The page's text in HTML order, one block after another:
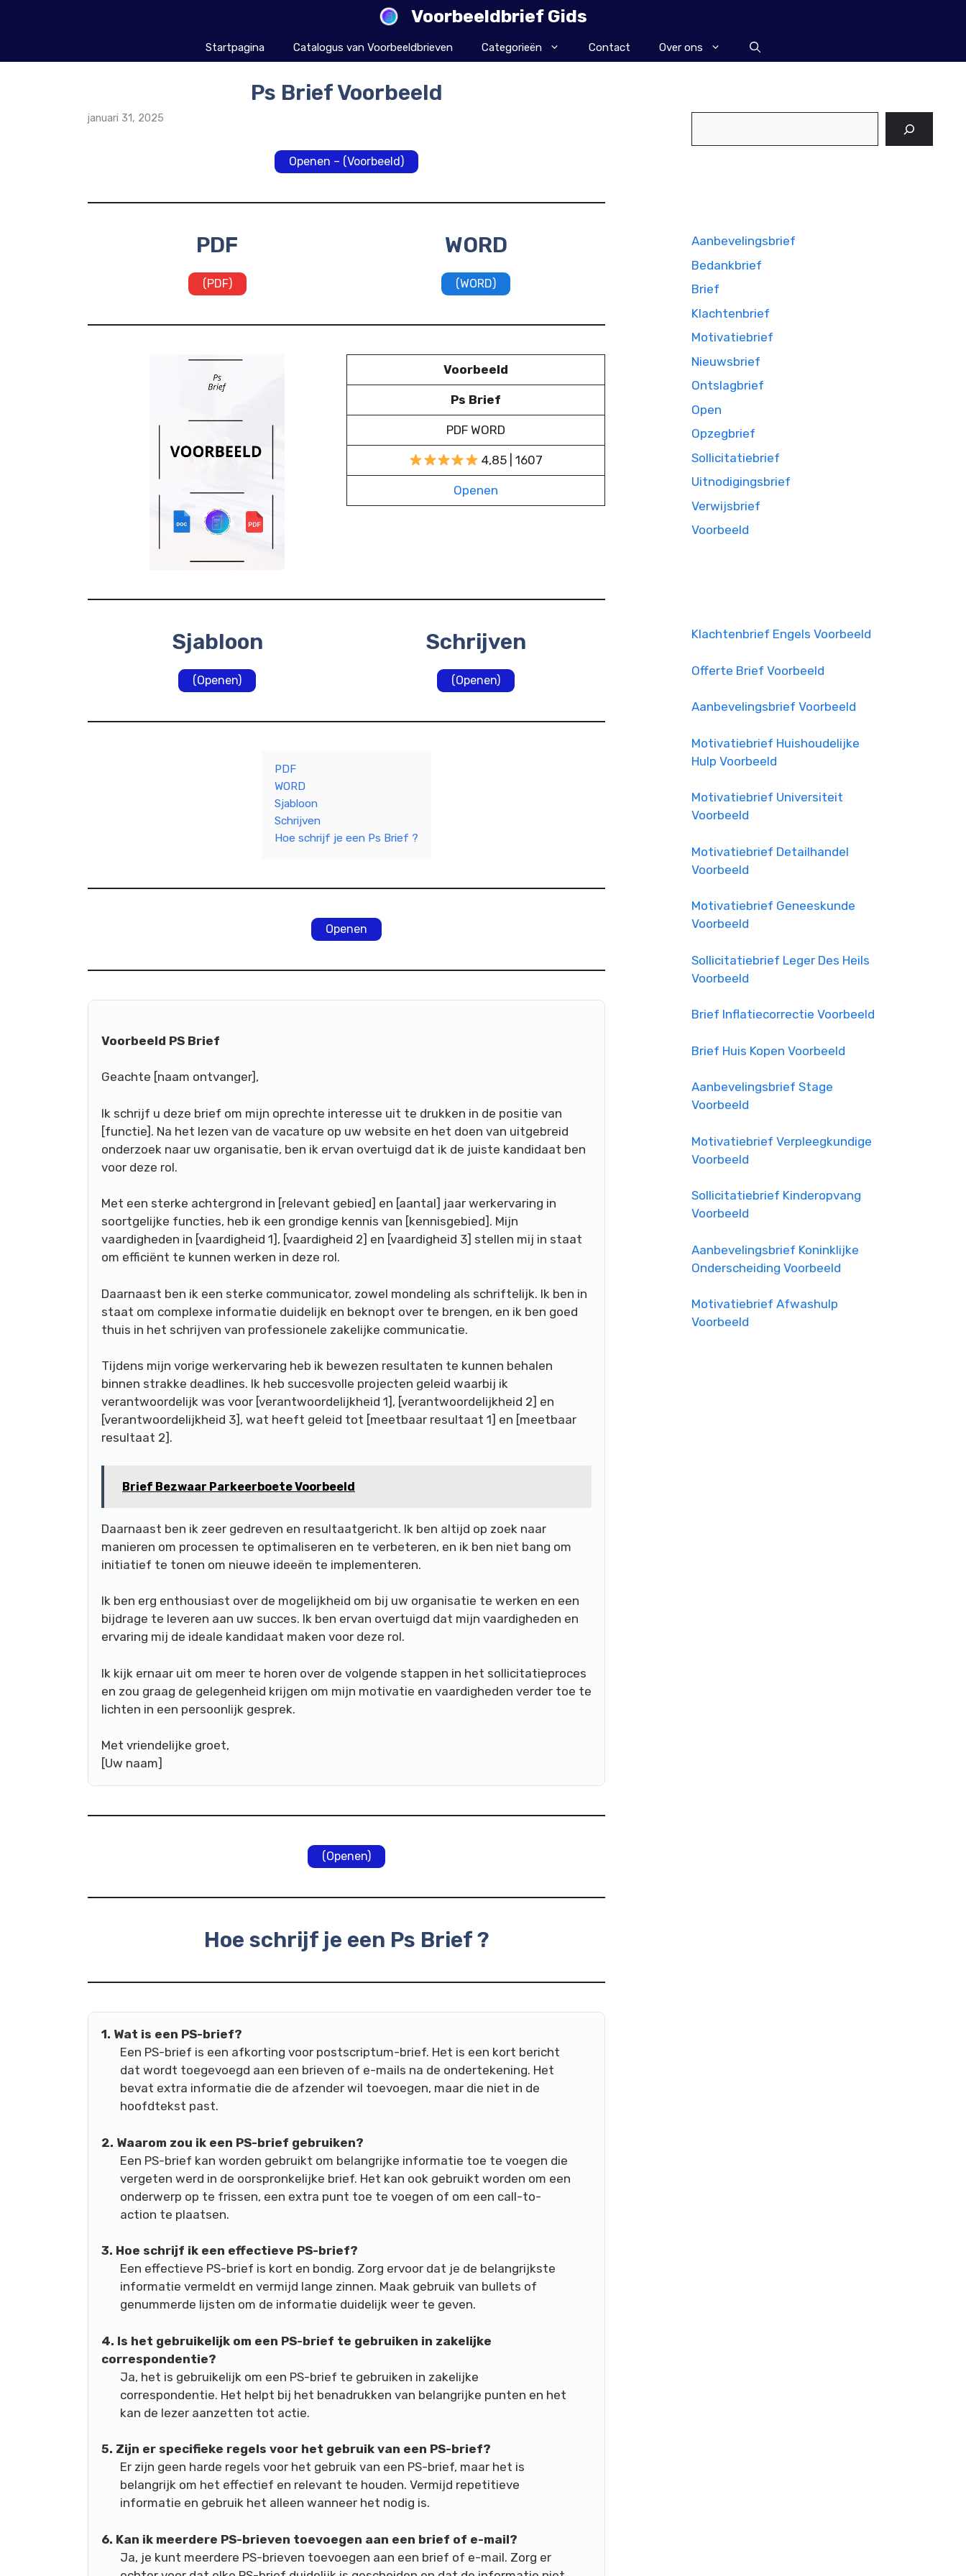
inhoud
Voorbeeldbrief Gids
Startpagina Catalogus van Voorbeeldbrieven Categorieën Contact Over ons
Ps Brief Voorbeeld
januari 31, 2025
Openen – (Voorbeeld)
PDF
(PDF)
WORD
(WORD)
Voorbeeld
Ps Brief
PDF WORD
4,85 | 1607
Openen
Sjabloon
(Openen)
Schrijven
(Openen)
PDF
WORD
Sjabloon
Schrijven
Hoe schrijf je een Ps Brief ?
Openen
Voorbeeld PS Brief
Geachte [naam ontvanger],
Ik schrijf u deze brief om mijn oprechte interesse uit te drukken in de positie van
[functie]. Na het lezen van de vacature op uw website en het doen van uitgebreid
onderzoek naar uw organisatie, ben ik ervan overtuigd dat ik de juiste kandidaat ben
voor deze rol.
Met een sterke achtergrond in [relevant gebied] en [aantal] jaar werkervaring in
soortgelijke functies, heb ik een grondige kennis van [kennisgebied]. Mijn
vaardigheden in [vaardigheid 1], [vaardigheid 2] en [vaardigheid 3] stellen mij in staat
om efficiënt te kunnen werken in deze rol.
Daarnaast ben ik een sterke communicator, zowel mondeling als schriftelijk. Ik ben in
staat om complexe informatie duidelijk en beknopt over te brengen, en ik ben goed
thuis in het schrijven van professionele zakelijke communicatie.
Tijdens mijn vorige werkervaring heb ik bewezen resultaten te kunnen behalen
binnen strakke deadlines. Ik heb succesvolle projecten geleid waarbij ik
verantwoordelijk was voor [verantwoordelijkheid 1], [verantwoordelijkheid 2] en
[verantwoordelijkheid 3], wat heeft geleid tot [meetbaar resultaat 1] en [meetbaar
resultaat 2].
Brief Bezwaar Parkeerboete Voorbeeld
Daarnaast ben ik zeer gedreven en resultaatgericht. Ik ben altijd op zoek naar
manieren om processen te optimaliseren en te verbeteren, en ik ben niet bang om
initiatief te tonen om nieuwe ideeën te implementeren.
Ik ben erg enthousiast over de mogelijkheid om bij uw organisatie te werken en een
bijdrage te leveren aan uw succes. Ik ben ervan overtuigd dat mijn vaardigheden en
ervaring mij de ideale kandidaat maken voor deze rol.
Ik kijk ernaar uit om meer te horen over de volgende stappen in het sollicitatieproces
en zou graag de gelegenheid krijgen om mijn motivatie en vaardigheden verder toe te
lichten in een persoonlijk gesprek.
Met vriendelijke groet,
[Uw naam]
(Openen)
Hoe schrijf je een Ps Brief ?
1. Wat is een PS-brief?
Een PS-brief is een afkorting voor postscriptum-brief. Het is een kort bericht
dat wordt toegevoegd aan een brieven of e-mails na de ondertekening. Het
bevat extra informatie die de afzender wil toevoegen, maar die niet in de
hoofdtekst past.
2. Waarom zou ik een PS-brief gebruiken?
Een PS-brief kan worden gebruikt om belangrijke informatie toe te voegen die
vergeten werd in de oorspronkelijke brief. Het kan ook gebruikt worden om een
onderwerp op te frissen, een extra punt toe te voegen of om een call-to-
action te plaatsen.
3. Hoe schrijf ik een effectieve PS-brief?
Een effectieve PS-brief is kort en bondig. Zorg ervoor dat je de belangrijkste
informatie vermeldt en vermijd lange zinnen. Maak gebruik van bullets of
genummerde lijsten om de informatie duidelijk weer te geven.
4. Is het gebruikelijk om een PS-brief te gebruiken in zakelijke
correspondentie?
Ja, het is gebruikelijk om een PS-brief te gebruiken in zakelijke
correspondentie. Het helpt bij het benadrukken van belangrijke punten en het
kan de lezer aanzetten tot actie.
5. Zijn er specifieke regels voor het gebruik van een PS-brief?
Er zijn geen harde regels voor het gebruik van een PS-brief, maar het is
belangrijk om het effectief en relevant te houden. Vermijd repetitieve
informatie en gebruik het alleen wanneer het nodig is.
6. Kan ik meerdere PS-brieven toevoegen aan een brief of e-mail?
Ja, je kunt meerdere PS-brieven toevoegen aan een brief of e-mail. Zorg er
Aanbevelingsbrief
Bedankbrief
Brief
Klachtenbrief
Motivatiebrief
Nieuwsbrief
Ontslagbrief
Open
Opzegbrief
Sollicitatiebrief
Uitnodigingsbrief
Verwijsbrief
Voorbeeld
Klachtenbrief Engels Voorbeeld
Offerte Brief Voorbeeld
Aanbevelingsbrief Voorbeeld
Motivatiebrief Huishoudelijke
Hulp Voorbeeld
Motivatiebrief Universiteit
Voorbeeld
Motivatiebrief Detailhandel
Voorbeeld
Motivatiebrief Geneeskunde
Voorbeeld
Sollicitatiebrief Leger Des Heils
Voorbeeld
Brief Inflatiecorrectie Voorbeeld
Brief Huis Kopen Voorbeeld
Aanbevelingsbrief Stage
Voorbeeld
Motivatiebrief Verpleegkundige
Voorbeeld
Sollicitatiebrief Kinderopvang
Voorbeeld
Aanbevelingsbrief Koninklijke
Onderscheiding Voorbeeld
Motivatiebrief Afwashulp
Voorbeeld